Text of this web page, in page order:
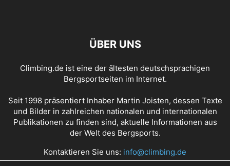
ÜBER UNS
Climbing.de ist eine der ältesten deutschsprachigen
Bergsportseiten im Internet.
Seit 1998 präsentiert Inhaber Martin Joisten, dessen Texte
und Bilder in zahlreichen nationalen und internationalen
Publikationen zu finden sind, aktuelle Informationen aus
der Welt des Bergsports.
Kontaktieren Sie uns: info@climbing.de